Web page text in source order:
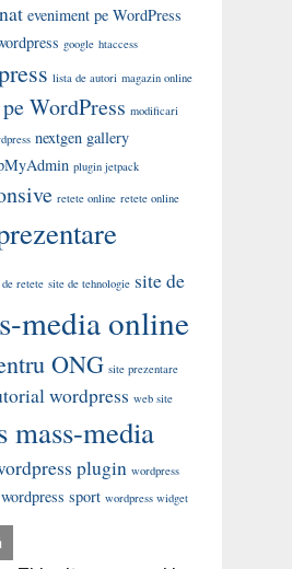
eveniment pe WordPress
google htaccess
lista de autori magazin online
WordPress modificari
nextgen gallery
plugin jetpack
retete online retete online
retete site de tehnologie site de
media online
ONG site prezentare
wordpress web site
mass-media
plugin wordpress
wordpress sport wordpress widget